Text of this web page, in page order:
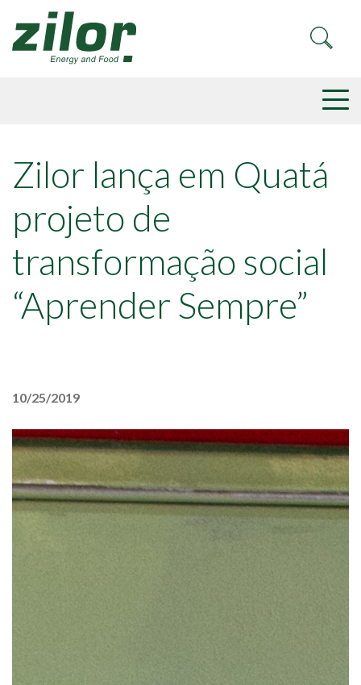
Zilor lança em Quatá
projeto de
transformação social
“Aprender Sempre”
10/25/2019